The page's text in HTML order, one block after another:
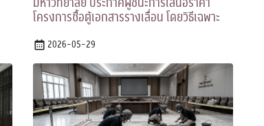
โครงการซื้อตู้เอกสารรางเลื่อน โดยวิธีเฉพาะ
2026-05-29